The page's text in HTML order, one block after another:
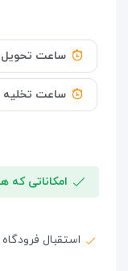
ساعت تحویل
ساعت تخلیه
امکاناتی که
استقبال فرودگاه